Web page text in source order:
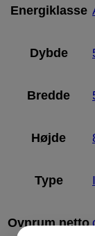
Energiklasse
Dybde
Bredde
Højde
Type
Ovnrum netto